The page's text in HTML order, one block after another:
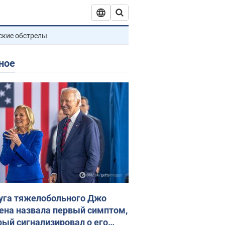
обстрелы
тяжелобольного Джо
назвала первый симптом,
сигнализировал о его